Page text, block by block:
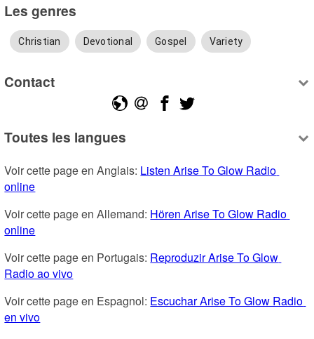
Les genres
Christian Devotional Gospel Variety
Contact
Toutes les langues
Voir cette page en Anglais: Listen Arise To Glow Radio
online
Voir cette page en Allemand: Hören Arise To Glow Radio
online
Voir cette page en Portugais: Reproduzir Arise To Glow
Radio ao vivo
Voir cette page en Espagnol: Escuchar Arise To Glow Radio
en vivo